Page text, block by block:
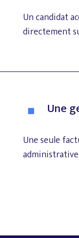
Uncandidat
directement
^ Une
Uneseule
administrative.